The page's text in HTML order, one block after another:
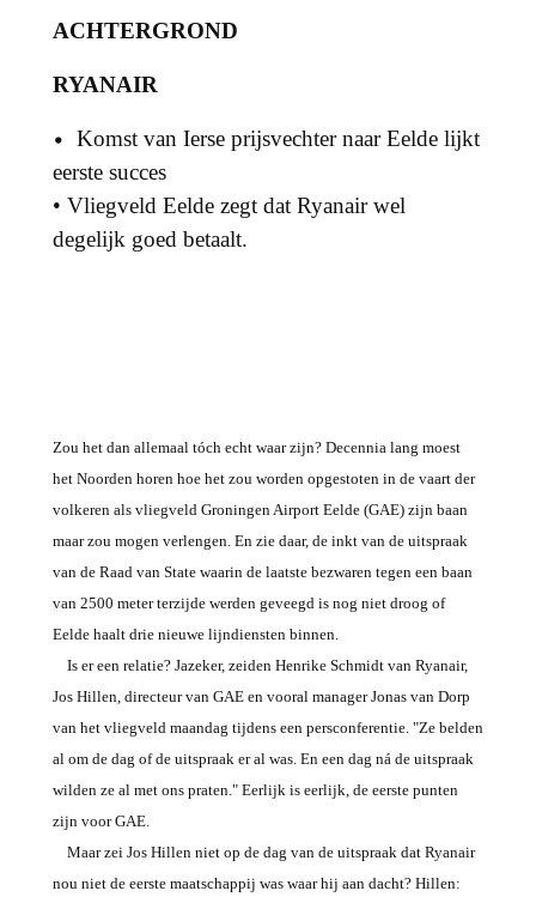
ACHTERGROND
RYANAIR
• Komst van Ierse prijsvechter naar Eelde lijkt
eerste succes
• Vliegveld Eelde zegt dat Ryanair wel
degelijk goed betaalt.
Zou het dan allemaal tóch echt waar zijn? Decennia lang moest
het Noorden horen hoe het zou worden opgestoten in de vaart der
volkeren als vliegveld Groningen Airport Eelde (GAE) zijn baan
maar zou mogen verlengen. En zie daar, de inkt van de uitspraak
van de Raad van State waarin de laatste bezwaren tegen een baan
van 2500 meter terzijde werden geveegd is nog niet droog of
Eelde haalt drie nieuwe lijndiensten binnen.
Is er een relatie? Jazeker, zeiden Henrike Schmidt van Ryanair,
Jos Hillen, directeur van GAE en vooral manager Jonas van Dorp
van het vliegveld maandag tijdens een persconferentie. "Ze belden
al om de dag of de uitspraak er al was. En een dag ná de uitspraak
wilden ze al met ons praten." Eerlijk is eerlijk, de eerste punten
zijn voor GAE.
Maar zei Jos Hillen niet op de dag van de uitspraak dat Ryanair
nou niet de eerste maatschappij was waar hij aan dacht? Hillen: